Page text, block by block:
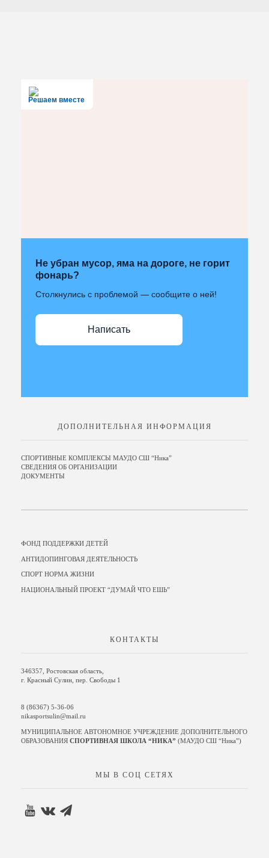
Решаем вместе
Не убран мусор, яма на дороге, не горит
фонарь?
Столкнулись с проблемой — сообщите о ней!
Написать
ДОПОЛНИТЕЛЬНАЯ ИНФОРМАЦИЯ
СПОРТИВНЫЕ КОМПЛЕКСЫ МАУДО СШ “Ника”
СВЕДЕНИЯ ОБ ОРГАНИЗАЦИИ
ДОКУМЕНТЫ
ФОНД ПОДДЕРЖКИ ДЕТЕЙ
АНТИДОПИНГОВАЯ ДЕЯТЕЛЬНОСТЬ
СПОРТ НОРМА ЖИЗНИ
НАЦИОНАЛЬНЫЙ ПРОЕКТ “ДУМАЙ ЧТО ЕШЬ”
КОНТАКТЫ
346357, Ростовская область,
г. Красный Сулин, пер. Свободы 1
8 (86367) 5-36-06
nikasportsulin@mail.ru
МУНИЦИПАЛЬНОЕ АВТОНОМНОЕ УЧРЕЖДЕНИЕ ДОПОЛНИТЕЛЬНОГО
ОБРАЗОВАНИЯ СПОРТИВНАЯ ШКОЛА “НИКА” (МАУДО СШ “Ника”)
МЫ В СОЦ СЕТЯХ